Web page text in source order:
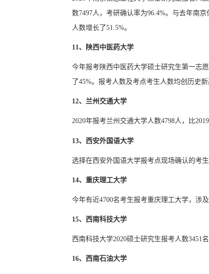
数7497人，考研确认率为96.4%。与去年南
人数增长了51.5%。
11、陕西中医药大学
今年报考陕西中医药大学硕士研究生第一志
了45%。报考人数及考点考生人数均创历史新
12、兰州交通大学
2020年报考兰州交通大学人数4798人，比
13、西安外国语大学
选择在西安外国语大学报考点现场确认的考
14、重庆理工大学
今年有近4700名考生报考重庆理工大学，涉
15、西南科技大学
西南科技大学2020硕士研究生报考人数3451
16、西南石油大学